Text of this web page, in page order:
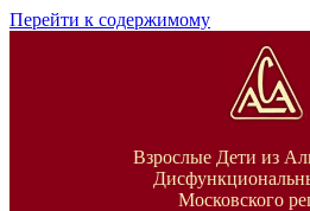
Перейти к содержимому
ВДАВзрослые Дети из
Московского